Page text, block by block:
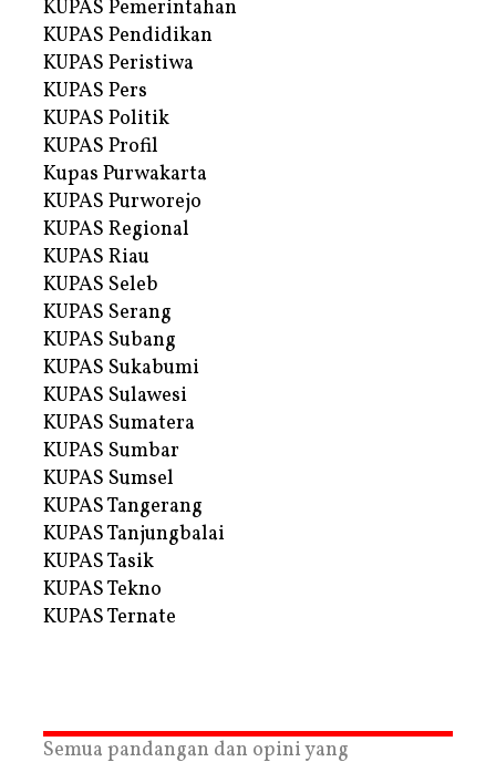
KUPAS Pemerintahan
KUPAS Pendidikan
KUPAS Peristiwa
KUPAS Pers
KUPAS Politik
KUPAS Profil
Kupas Purwakarta
KUPAS Purworejo
KUPAS Regional
KUPAS Riau
KUPAS Seleb
KUPAS Serang
KUPAS Subang
KUPAS Sukabumi
KUPAS Sulawesi
KUPAS Sumatera
KUPAS Sumbar
KUPAS Sumsel
KUPAS Tangerang
KUPAS Tanjungbalai
KUPAS Tasik
KUPAS Tekno
KUPAS Ternate
Semua pandangan dan opini yang